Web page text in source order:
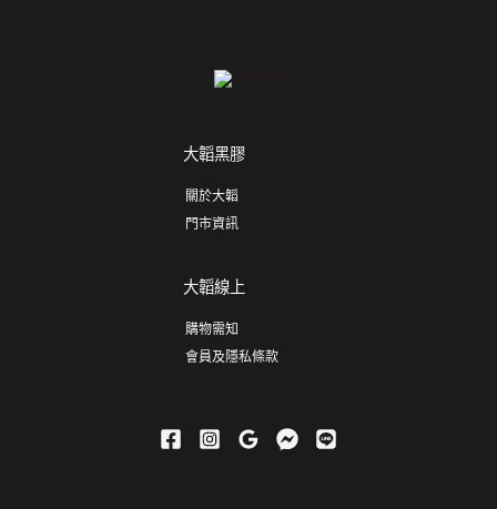
大韜黑膠
關於大韜
門市資訊
大韜線上
購物需知
會員及隱私條款